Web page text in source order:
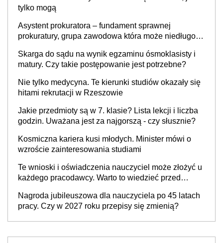
tylko mogą
Asystent prokuratora – fundament sprawnej
prokuratury, grupa zawodowa która może niedługo
Skarga do sądu na wynik egzaminu ósmoklasisty i
matury. Czy takie postępowanie jest potrzebne?
Nie tylko medycyna. Te kierunki studiów okazały się
hitami rekrutacji w Rzeszowie
Jakie przedmioty są w 7. klasie? Lista lekcji i liczba
godzin. Uważana jest za najgorszą - czy słusznie?
Kosmiczna kariera kusi młodych. Minister mówi o
wzroście zainteresowania studiami
Te wnioski i oświadczenia nauczyciel może złożyć u
każdego pracodawcy. Warto to wiedzieć przed
Nagroda jubileuszowa dla nauczyciela po 45 latach
pracy. Czy w 2027 roku przepisy się zmienią?